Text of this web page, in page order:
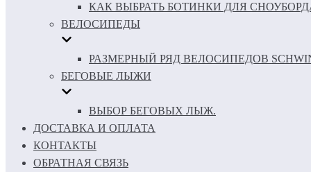
КАК ВЫБРАТЬ БОТИНКИ ДЛЯ
ВЕЛОСИПЕДЫ
РАЗМЕРНЫЙ РЯД ВЕЛОСИПЕДОВ
БЕГОВЫЕ ЛЫЖИ
ВЫБОР БЕГОВЫХ ЛЫЖ.
ДОСТАВКА И ОПЛАТА
КОНТАКТЫ
ОБРАТНАЯ СВЯЗЬ